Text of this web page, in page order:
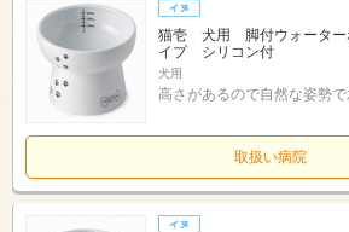
猫壱 犬用 脚付ウォータ
イプ シリコン付
犬用
高さがあるので自然な姿勢で
取扱い病院